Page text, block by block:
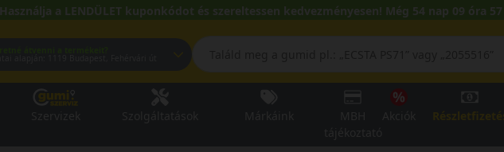
Használja a LENDÜLET kuponkódot és szereltessen kedvezményesen! Még 54 nap 09 óra